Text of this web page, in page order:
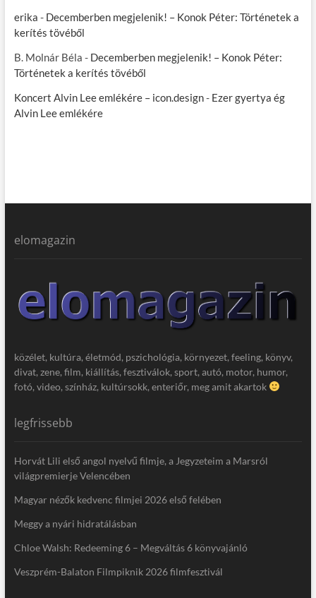
erika - Decemberben megjelenik! – Konok Péter: Történetek a
kerítés tövéből
B. Molnár Béla - Decemberben megjelenik! – Konok Péter:
Történetek a kerítés tövéből
Koncert Alvin Lee emlékére – icon.design- Ezer gyertya ég
Alvin Lee emlékére
elomagazin
közélet, kultúra, életmód, pszichológia, környezet, feeling, könyv,
divat, zene, film, kiállítás, fesztiválok, sport, autó, motor, humor,
fotó, video, színház, kultúrsokk, enteriőr, meg amit akartok
legfrissebb
Horvát Lili első angol nyelvű filmje, a Jegyzeteim a Marsról
világpremierje Velencében
Magyar nézők kedvenc filmjei 2026 első felében
Meggy a nyári hidratálásban
Chloe Walsh: Redeeming 6 – Megváltás 6 könyvajánló
Veszprém-Balaton Filmpiknik 2026 filmfesztivál